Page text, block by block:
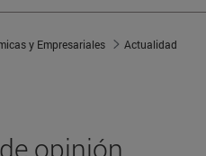
y Empresariales
Actualidad
opinión